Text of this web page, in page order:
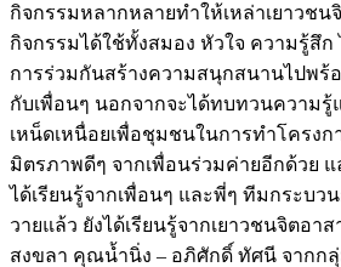
กิจกรรมหลากหลายทำให้เหล่าเยาวชน
กิจกรรมได้ใช้ทั้งสมอง หัวใจ ความรู้สึก
การร่วมกันสร้างความสนุกสนานไปพร้
กับเพื่อนๆ นอกจากจะได้ทบทวนความ
เหน็ดเหนื่อยเพื่อชุมชนในการทำโครงก
มิตรภาพดีๆ จากเพื่อนร่วมค่ายอีกด้วย
ได้เรียนรู้จากเพื่อนๆ และพี่ๆ ทีมกระบว
วายแล้ว ยังได้เรียนรู้จากเยาวชนจิตอา
สงขลา คุณน้ำนิ่ง – อภิศักดิ์ ทัศนี จากกลุ่